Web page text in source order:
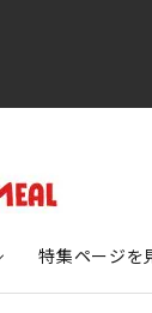
特集ページを